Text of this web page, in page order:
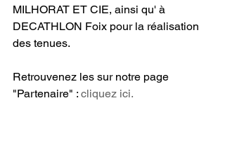
MILHORAT ET CIE, ainsi qu' à
DECATHLON Foix pour la réalisation
des tenues.
Retrouvenez les sur notre page
"Partenaire" : cliquez ici.